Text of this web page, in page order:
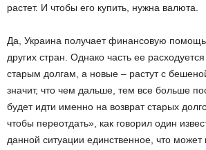
растет. И чтобы его купить, нужна валюта.
Да, Украина получает финансовую
других стран. Однако часть ее
старым долгам, а новые – растут с
значит, что чем дальше, тем все больше
будет идти именно на возврат старых
чтобы переотдать», как говорил один
данной ситуации единственное, что